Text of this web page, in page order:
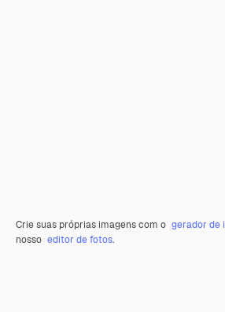
Crie suas próprias imagens com o gerador de
nosso editor de fotos.